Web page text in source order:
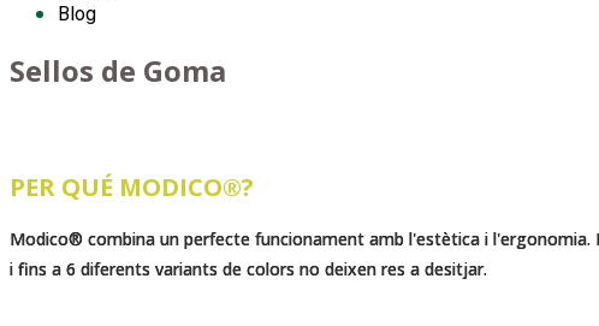
Blog
Sellos de Goma
PER QUÉ MODICO®?
Modico® combina un perfecte funcionament amb l'estètica i l'ergonomia.
i fins a 6 diferents variants de colors no deixen res a desitjar.